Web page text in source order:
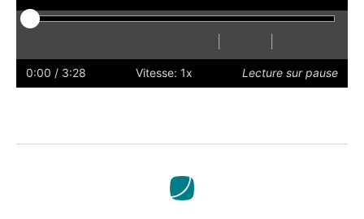
Masquer
sous-
rapidement
Plus
lentement
le
mode
0:00 / 3:28 Vitesse: 1x Lecture sur pause